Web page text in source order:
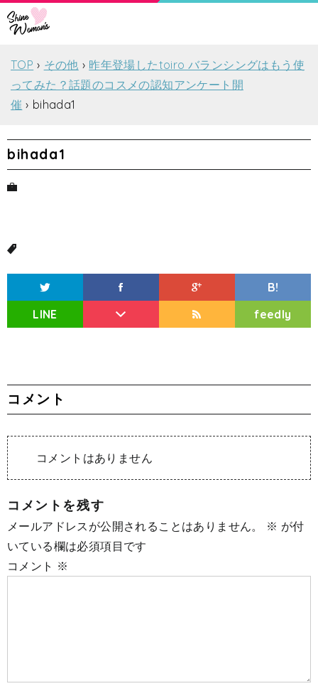
TOP その他
昨年登場したtoiro バランシングはもう使
ってみた？話題のコスメの認知アンケート開
催
bihada1
bihada1
B!
LINE
feedly
コメント
コメントはありません
コメントを残す
メールアドレスが公開されることはありません。 ※ が付
いている欄は必須項目です
コメント ※